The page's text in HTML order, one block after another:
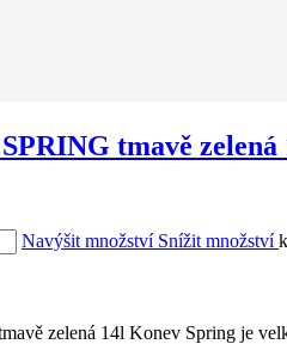
tmavě zelená
Navýšit množství Snížit množství
zelená 14l Konev Spring je